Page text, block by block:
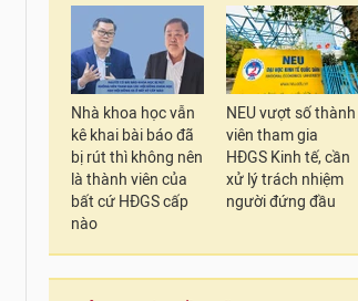
Nhà khoa học vẫn
kê khai bài báo đã
bị rút thì không nên
là thành viên của
bất cứ HĐGS cấp
nào
NEU vượt số thành
viên tham gia
HĐGS Kinh tế, cần
xử lý trách nhiệm
người đứng đầu